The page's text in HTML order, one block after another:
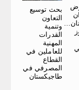
بحث توسيع
التعاون
وتنمية
القدرات
المهنية
للعاملين في
القطاع
المصرفي في
طاجيكستان